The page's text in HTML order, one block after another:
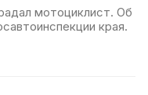
мотоциклист. Об
края.